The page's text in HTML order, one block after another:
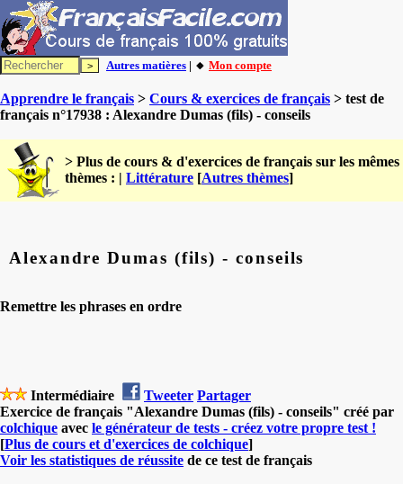
Autres matières | 🔸 Mon compte
Apprendre le français > Cours & exercices de français > test de
français n°17938 : Alexandre Dumas (fils) - conseils
> Plus de cours & d'exercices de français sur les mêmes
thèmes : | Littérature [Autres thèmes]
Alexandre Dumas (fils) - conseils
Remettre les phrases en ordre
Intermédiaire Tweeter Partager
Exercice de français "Alexandre Dumas (fils) - conseils" créé par
colchique avec le générateur de tests - créez votre propre test !
[Plus de cours et d'exercices de colchique]
Voir les statistiques de réussite de ce test de français